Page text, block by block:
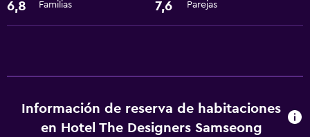
Accesibilidad
6,8 Familias 7,6 Parejas
Información de reserva de habitaciones
en Hotel The Designers Samseong